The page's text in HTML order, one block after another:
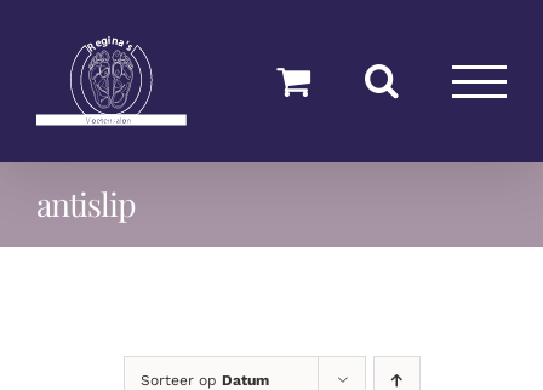
antislip
Sorteer op Datum